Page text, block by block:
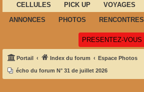
CELLULES PICK UP VOYAGES
ANNONCES
PHOTOS RENCONTRES
PRESENTEZ-VOUS
Portail Index du forum Espace Photos
écho du forum N° 31 de juillet 2026